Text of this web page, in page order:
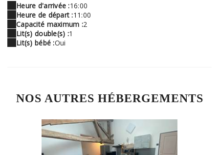
Heure d'arrivée :16:00
Heure de départ :11:00
Capacité maximum :2
Lit(s) double(s) :1
Lit(s) bébé :Oui
NOS AUTRES HÉBERGEMENTS